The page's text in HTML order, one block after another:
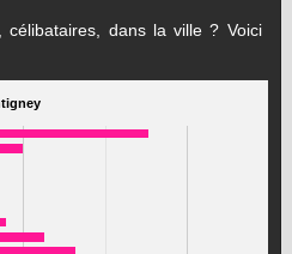
célibataires, dans la ville ? Voici